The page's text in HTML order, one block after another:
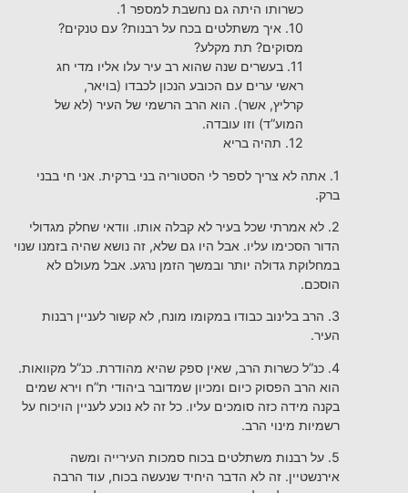
כשרותו היתה גם נחשבת למספר 1.
10. איך משתלטים בכח על רבנות? עם טנקים?
מסוקים? תת מקלע?
11. בעשרים שנה שהוא רב עיר עלו אליו מדי חג
ראשי ערים עם הכובע הנכון לכבדו (בויאר,
קרליץ, אשר). הוא הרב הרשמי של העיר (לא של
המוע”ד) וזו עובדה.
12. תהיה בריא
1. אתה לא צריך לספר לי הסטוריה בני ברקית. אני חי בבני
ברק.
2. לא אמרתי שכל בעיר לא קבלה אותו. וודאי שחלק מגדולי
הדור הסכימו עליו. אבל היו גם שלא, זה נושא שהיה בזמנו שנוי
במחלוקת גדולה יותר ובמשך הזמן נרגע. אבל מעולם לא
הוסכם.
3. הרב בלינוב כבודו במקומו מונח, לא קשור לעניין רבנות
העיר.
4. כנ”ל כשרות הרב, שאין ספק שהיא מהודרת. כנ”ל מקוואות.
הוא הרב הפסוק כיום ומכיון שמדובר ביהודי ת”ח וירא שמים
בקנה מידה כזה סומכים עליו. כל זה לא נוכע לעניין הויכוח על
רשמיות מינוי הרב.
5. על רבנות משתלטים בכוח סמכות העירייה ומשה
אירנשטיין. זה לא הדבר היחיד שנעשה בכוח, עוד הרבה